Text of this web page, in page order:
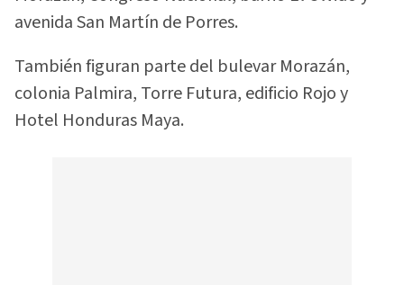
avenida San Martín de Porres.
También figuran parte del bulevar Morazán,
colonia Palmira, Torre Futura, edificio Rojo y
Hotel Honduras Maya.